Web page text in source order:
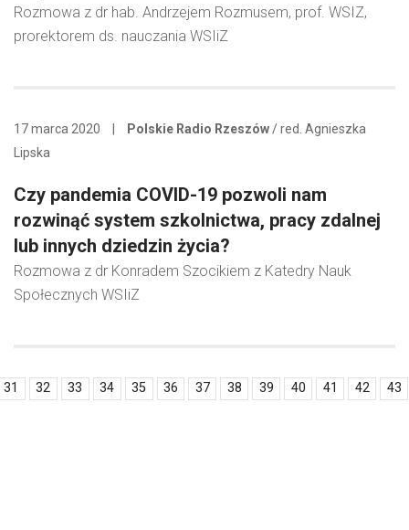
Rozmowa z dr hab. Andrzejem Rozmusem, prof. WSIZ,
prorektorem ds. nauczania WSIiZ
17 marca 2020 Polskie Radio Rzeszów / red. Agnieszka
Lipska
Czy pandemia COVID-19 pozwoli nam
rozwinąć system szkolnictwa, pracy zdalnej
lub innych dziedzin życia?
Rozmowa z dr Konradem Szocikiem z Katedry Nauk
Społecznych WSIiZ
31 32 33 34 35 36 37 38 39 40 41 42 43